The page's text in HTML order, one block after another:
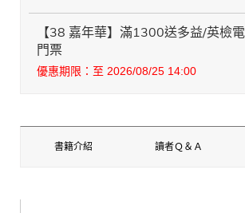
【38 嘉年華】滿1300送多益/英檢
門票
優惠期限：至 2026/08/25 14:00
書籍介紹 讀者Ｑ＆Ａ